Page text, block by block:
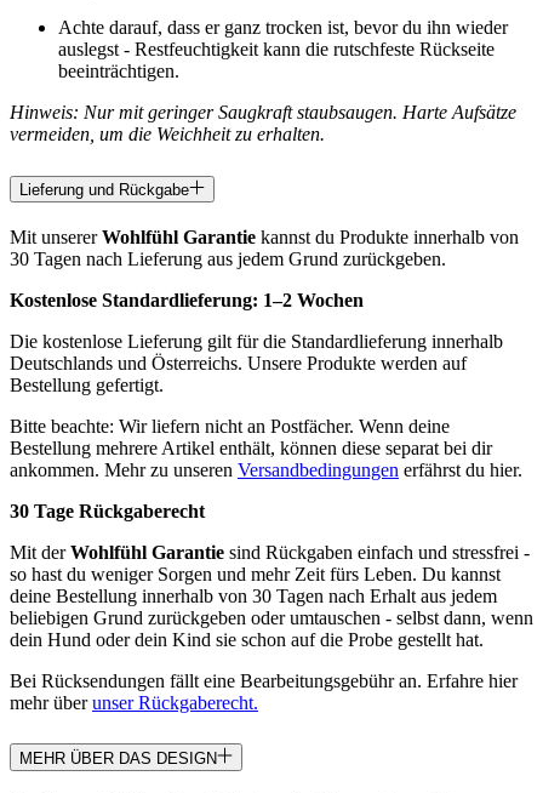
Achte darauf, dass er ganz trocken ist, bevor du ihn wieder
auslegst - Restfeuchtigkeit kann die rutschfeste Rückseite
beeinträchtigen.
Hinweis: Nur mit geringer Saugkraft staubsaugen. Harte Aufsätze
vermeiden, um die Weichheit zu erhalten.
Lieferung und Rückgabe
Mit unsererWohlfühl Garantie kannst du Produkte innerhalb von
30 Tagen nach Lieferung aus jedem Grund zurückgeben.
Kostenlose Standardlieferung: 1–2 Wochen
Die kostenlose Lieferung gilt für die Standardlieferung innerhalb
Deutschlands und Österreichs. Unsere Produkte werden auf
Bestellung gefertigt.
Bitte beachte: Wir liefern nicht an Postfächer. Wenn deine
Bestellung mehrere Artikel enthält, können diese separat bei dir
ankommen. Mehr zu unseren Versandbedingungen erfährst du hier.
30 Tage Rückgaberecht
Mit derWohlfühl Garantie sind Rückgaben einfach und stressfrei -
so hast du weniger Sorgen und mehr Zeit fürs Leben. Du kannst
deine Bestellung innerhalb von 30 Tagen nach Erhalt aus jedem
beliebigen Grund zurückgeben oder umtauschen - selbst dann, wenn
dein Hund oder dein Kind sie schon auf die Probe gestellt hat.
Bei Rücksendungen fällt eine Bearbeitungsgebühr an. Erfahre hier
mehr überunser Rückgaberecht.
MEHR ÜBER DAS DESIGN